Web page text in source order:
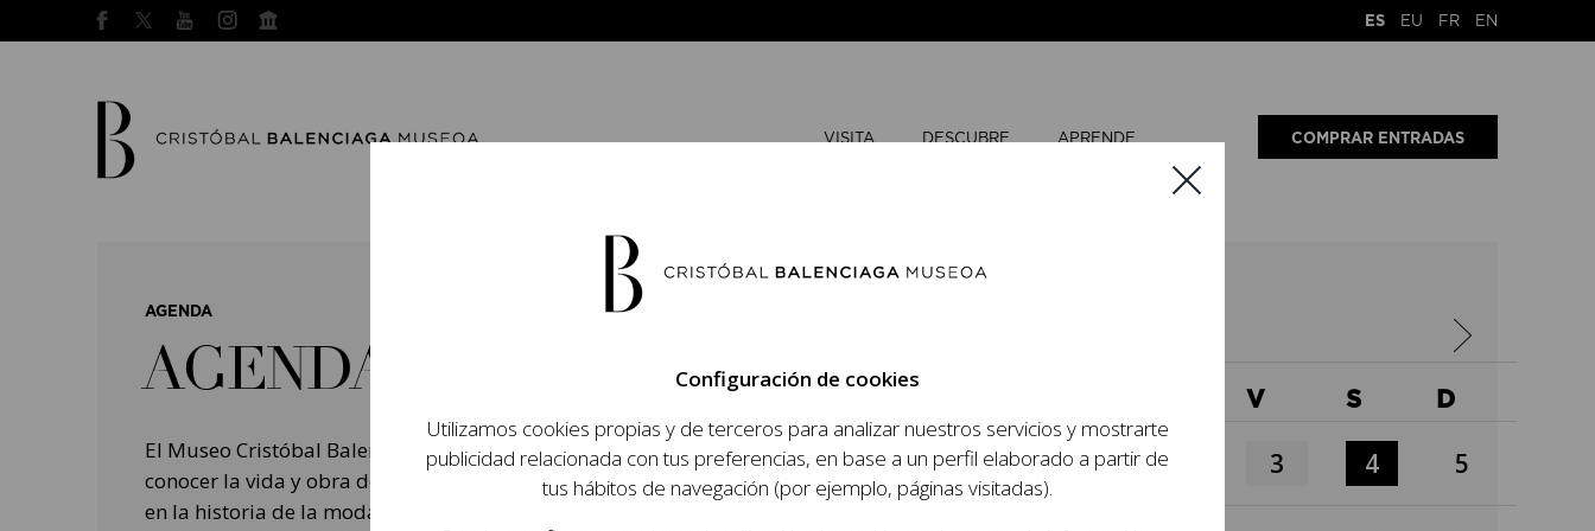
ES EU FR EN
VISITA DESCUBRE APRENDE COMPRAR ENTRADAS
AGENDA
AGENDA
El Museo Cristóbal Balenciaga tiene como objetivo dar a
conocer la vida y obra del prestigioso modista, su relevancia
en la historia de la moda, y la contemporaneidad de su legado.
V S D
1 3 4 5
Configuración de cookies
Utilizamos cookies propias y de terceros para analizar nuestros servicios y mostrarte
publicidad relacionada con tus preferencias, en base a un perfil elaborado a partir de
tus hábitos de navegación (por ejemplo, páginas visitadas).